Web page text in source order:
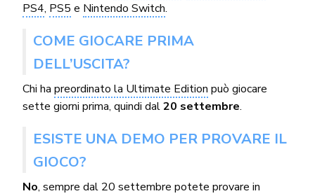
PS4, PS5 e Nintendo Switch.
COME GIOCARE PRIMA
DELL’USCITA?
Chi ha preordinato la Ultimate Edition può giocare
sette giorni prima, quindi dal20 settembre.
ESISTE UNA DEMO PER PROVARE IL
GIOCO?
No, sempre dal 20 settembre potete provare in